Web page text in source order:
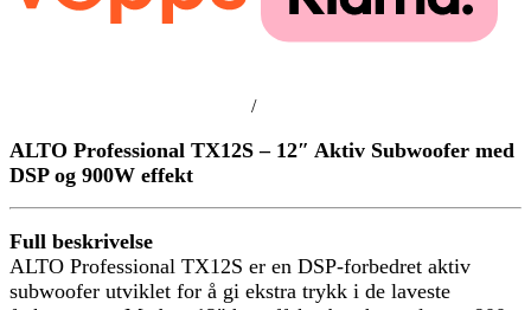
/
ALTO Professional TX12S – 12″ Aktiv Subwoofer med
DSP og 900W effekt
Full beskrivelse
ALTO Professional TX12S er en DSP-forbedret aktiv
subwoofer utviklet for å gi ekstra trykk i de laveste